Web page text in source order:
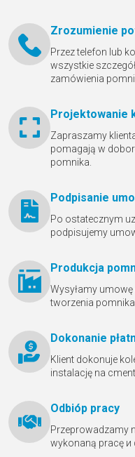
Zrozumienie
Przez telefon lub
wszystkie
zamówienia
Projektowanie
Zapraszamy
pomagają w
pomnika.
Podpisanie
Po ostatecznym
podpisujemy
Produkcja
Wysyłamy
tworzenia pomnika.
Dokonanie
Klient dokonuje
instalację na
Odbióр pracy
Przeprowadzamy
wykonaną pracę и